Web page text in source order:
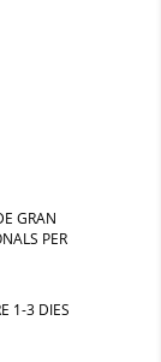
GRAN
PER
1-3 DIES